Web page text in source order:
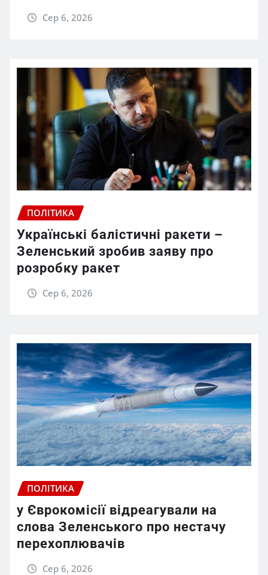
Сер 6, 2026
ПОЛІТИКА
Українські балістичні ракети –
Зеленський зробив заяву про
розробку ракет
Сер 6, 2026
ПОЛІТИКА
у Єврокомісії відреагували на
слова Зеленського про нестачу
перехоплювачів
Сер 6, 2026